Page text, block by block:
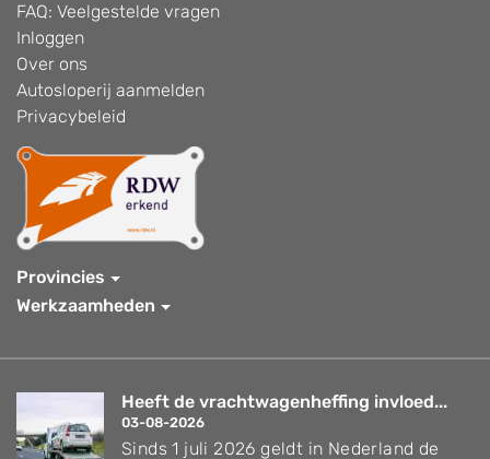
FAQ: Veelgestelde vragen
Inloggen
Over ons
Autosloperij aanmelden
Privacybeleid
Provincies
Werkzaamheden
Heeft de vrachtwagenheffing invloed...
03-08-2026
Sinds 1 juli 2026 geldt in Nederland de